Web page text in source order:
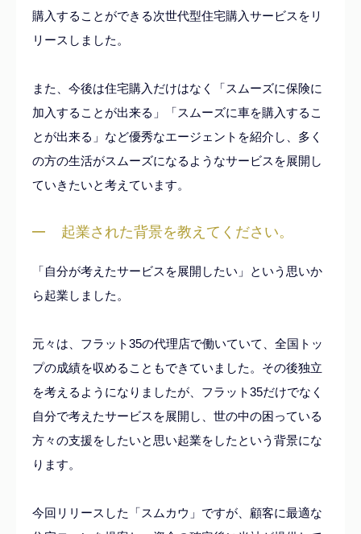
購入することができる次世代型住宅購入サービスをリ
リースしました。
また、今後は住宅購入だけはなく「スムーズに保険に
加入することが出来る」「スムーズに車を購入するこ
とが出来る」など優秀なエージェントを紹介し、多く
の方の生活がスムーズになるようなサービスを展開し
ていきたいと考えています。
起業された背景を教えてください。
「自分が考えたサービスを展開したい」という思いか
ら起業しました。
元々は、フラット35の代理店で働いていて、全国トッ
プの成績を収めることもできていました。その後独立
を考えるようになりましたが、フラット35だけでなく
自分で考えたサービスを展開し、世の中の困っている
方々の支援をしたいと思い起業をしたという背景にな
ります。
今回リリースした「スムカウ」ですが、顧客に最適な